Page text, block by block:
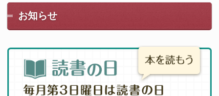
お知らせ